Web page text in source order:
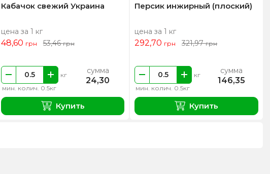
Кабачок свежий Украина
цена за 1 кг
48,60 грн 53,46грн
мин. колич. 0.5кг
кг сумма
24,30
Купить
Персик инжирный (плоский)
цена за 1 кг
292,70 грн 321,97грн
мин. колич. 0.5кг
кг сумма
146,35
Купить